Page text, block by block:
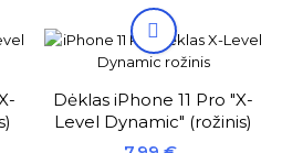

Dėklas iPhone 11 Pro "X-
Level Dynamic" (rožinis)
Kaina